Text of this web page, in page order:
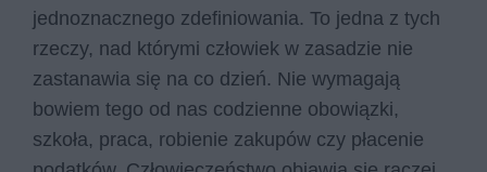
jednoznacznego zdefiniowania. To jedna z tych
rzeczy, nad którymi człowiek w zasadzie nie
zastanawia się na co dzień. Nie wymagają
bowiem tego od nas codzienne obowiązki,
szkoła, praca, robienie zakupów czy płacenie